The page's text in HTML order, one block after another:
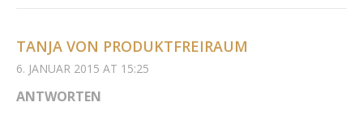
TANJA VON PRODUKTFREIRAUM
6. JANUAR 2015 AT 15:25
ANTWORTEN